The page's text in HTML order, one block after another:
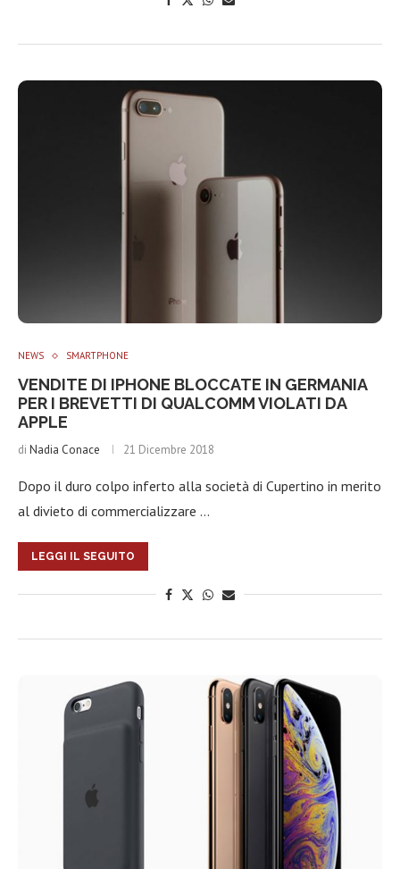
NEWS SMARTPHONE
VENDITE DI IPHONE BLOCCATE IN GERMANIA
PER I BREVETTI DI QUALCOMM VIOLATI DA
APPLE
di Nadia Conace 21 Dicembre 2018
Dopo il duro colpo inferto alla società di Cupertino in merito
al divieto di commercializzare …
LEGGI IL SEGUITO